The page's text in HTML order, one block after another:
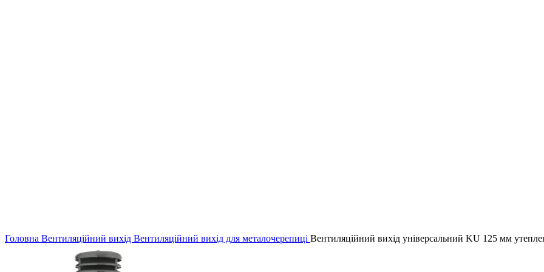
Головна Вентиляційний вихід Вентиляційний вихід для металочерепиці Вентиляційний вихід універсальний KU 125 мм